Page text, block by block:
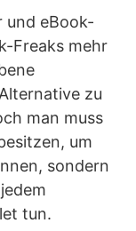
und eBook-
Freaks mehr
zu
man muss
um
sondern
tun.